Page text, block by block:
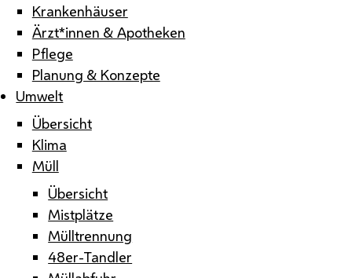
Krankenhäuser
Ärzt*innen & Apotheken
Pflege
Planung & Konzepte
Umwelt
Übersicht
Klima
Müll
Übersicht
Mistplätze
Mülltrennung
48er-Tandler